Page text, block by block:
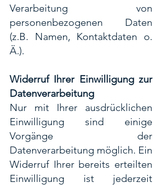
Verarbeitung von
personenbezogenen Daten
(z.B. Namen, Kontaktdaten o.
Ä.).
Widerruf Ihrer Einwilligung zur
Datenverarbeitung
Nur mit Ihrer ausdrücklichen
Einwilligung sind einige
Vorgänge der
Datenverarbeitung möglich. Ein
Widerruf Ihrer bereits erteilten
Einwilligung ist jederzeit